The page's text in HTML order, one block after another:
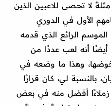
لا تحصى للاعبين الذين
الأول في الدوري
الموسم الرائع الذي قدمه
أنه لعب عددًا من
خوضها، وهذا ما وضعه في
لي، كان قرارًا
زملاءًا أفضل منه في بعض